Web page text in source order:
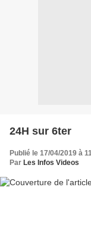
24H sur 6ter
Publié le 17/04/2019 à
Par Les Infos Videos